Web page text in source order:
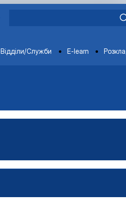
Відділи/Служби E-learn